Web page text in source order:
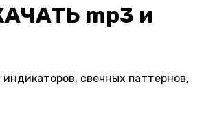
mp3 и
свечных паттернов,